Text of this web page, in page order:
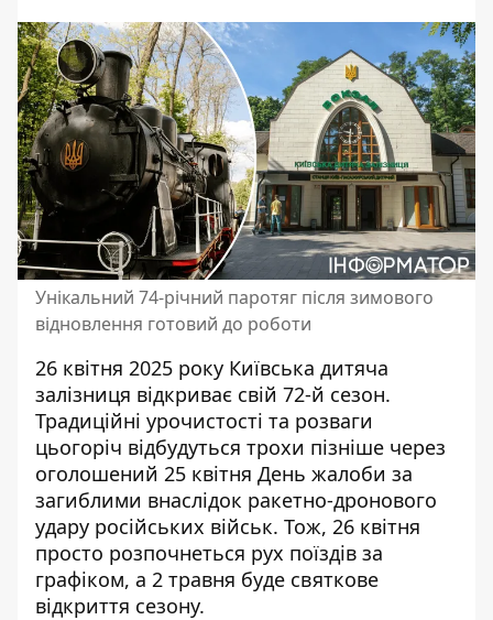
Унікальний 74-річний паротяг після зимового
відновлення готовий до роботи
26 квітня 2025 року Київська дитяча
залізниця відкриває свій 72-й сезон.
Традиційні урочистості та розваги
цьогоріч відбудуться трохи пізніше через
оголошений 25 квітня День жалоби за
загиблими внаслідок ракетно-дронового
удару російських військ. Тож, 26 квітня
просто розпочнеться рух поїздів за
графіком, а 2 травня буде святкове
відкриття сезону.